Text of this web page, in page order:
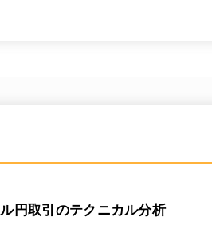
円取引のテクニカル分析